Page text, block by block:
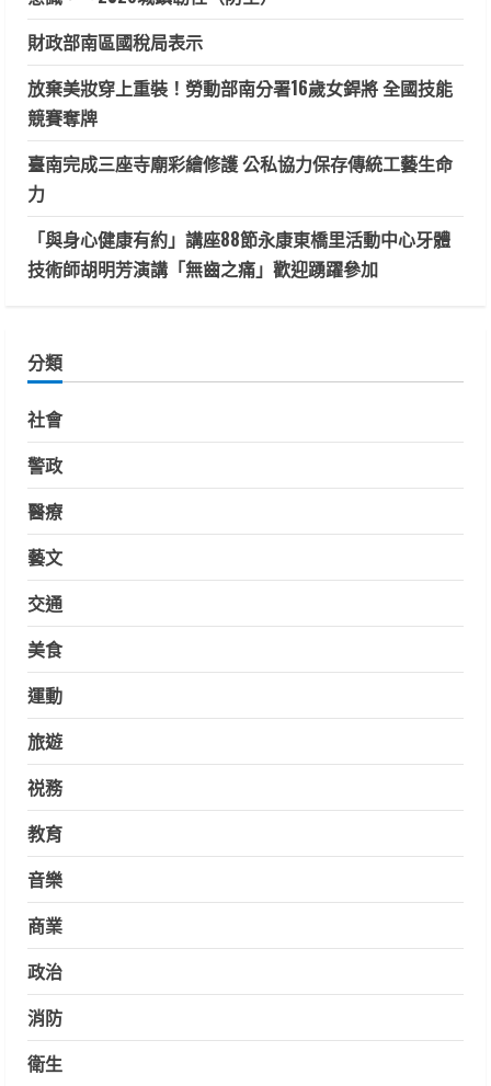
財政部南區國稅局表示
放棄美妝穿上重裝！勞動部南分署16歲女銲將 全國技能
競賽奪牌
臺南完成三座寺廟彩繪修護 公私協力保存傳統工藝生命
力
「與身心健康有約」講座88節永康東橋里活動中心牙體
技術師胡明芳演講「無齒之痛」歡迎踴躍參加
分類
社會
警政
醫療
藝文
交通
美食
運動
旅遊
祱務
教育
音樂
商業
政治
消防
衛生